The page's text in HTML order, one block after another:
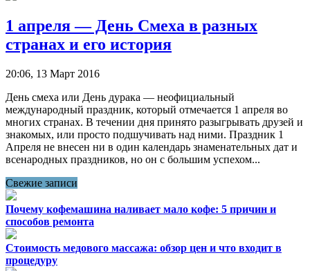
1 апреля — День Смеха в разных
странах и его история
20:06, 13 Март 2016
День смеха или День дурака — неофициальный
международный праздник, который отмечается 1 апреля во
многих странах. В течении дня принято разыгрывать друзей и
знакомых, или просто подшучивать над ними. Праздник 1
Апреля не внесен ни в один календарь знаменательных дат и
всенародных праздников, но он с большим успехом...
Свежие записи
Почему кофемашина наливает мало кофе: 5 причин и
способов ремонта
Стоимость медового массажа: обзор цен и что входит в
процедуру